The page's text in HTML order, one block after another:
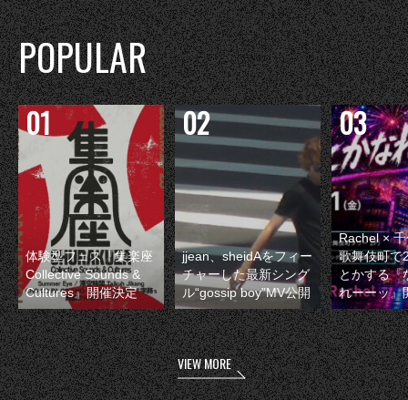
POPULAR
体験型フェス『集楽座
Collective Sounds &
Cultures』開催決定
jjean、sheidAをフィー
チャーした最新シング
ル“gossip boy”MV公開
Rachel ×
歌舞伎町で
とかする『
れーーッ』
VIEW MORE